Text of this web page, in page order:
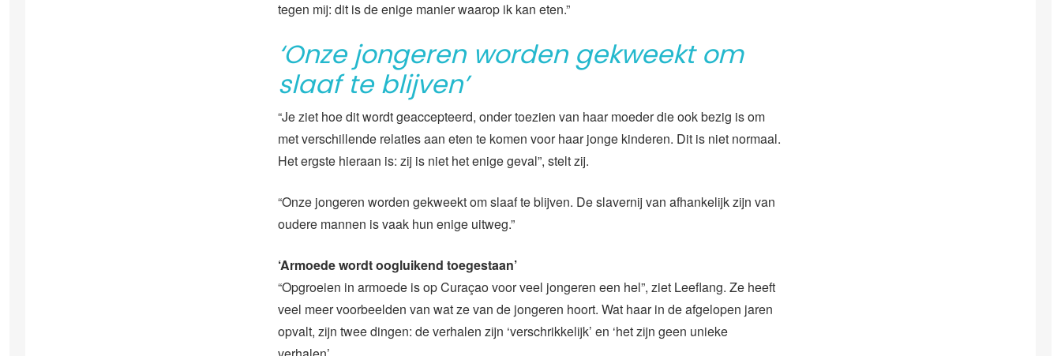
tegen mij: dit is de enige manier waarop ik kan eten.”
‘Onze jongeren worden gekweekt om
slaaf te blijven’
“Je ziet hoe dit wordt geaccepteerd, onder toezien van haar moeder die ook bezig is om
met verschillende relaties aan eten te komen voor haar jonge kinderen. Dit is niet normaal.
Het ergste hieraan is: zij is niet het enige geval”, stelt zij.
“Onze jongeren worden gekweekt om slaaf te blijven. De slavernij van afhankelijk zijn van
oudere mannen is vaak hun enige uitweg.”
‘Armoede wordt oogluikend toegestaan’
“Opgroeien in armoede is op Curaçao voor veel jongeren een hel”, ziet Leeflang. Ze heeft
veel meer voorbeelden van wat ze van de jongeren hoort. Wat haar in de afgelopen jaren
opvalt, zijn twee dingen: de verhalen zijn ‘verschrikkelijk’ en ‘het zijn geen unieke